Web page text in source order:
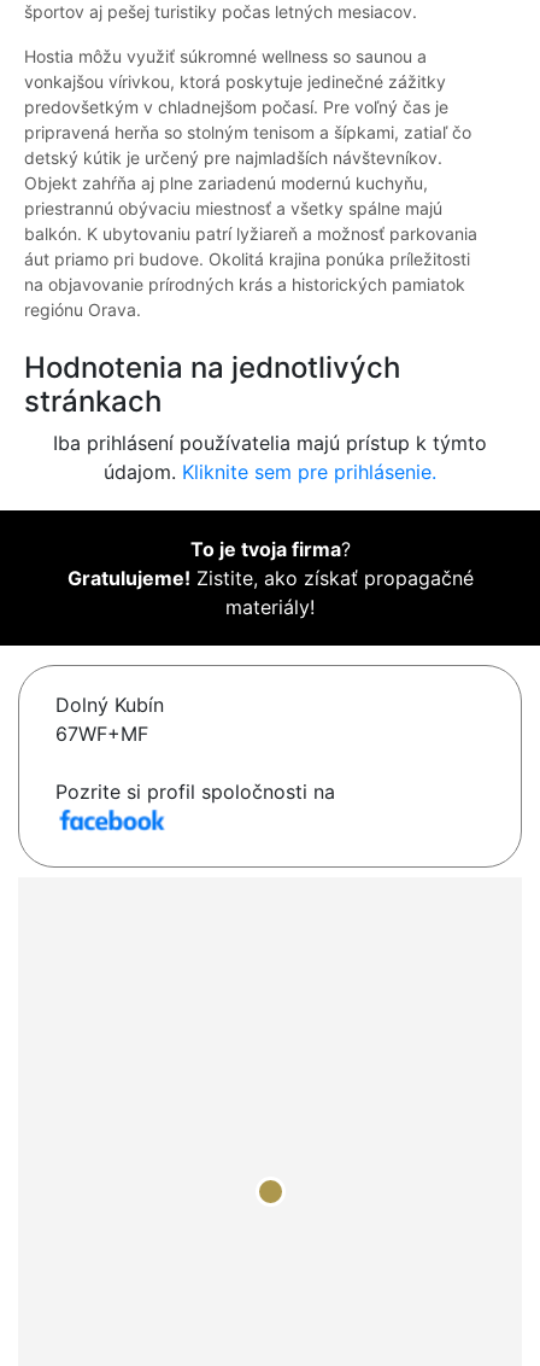
športov aj pešej turistiky počas letných mesiacov.
Hostia môžu využiť súkromné wellness so saunou a
vonkajšou vírivkou, ktorá poskytuje jedinečné zážitky
predovšetkým v chladnejšom počasí. Pre voľný čas je
pripravená herňa so stolným tenisom a šípkami, zatiaľ čo
detský kútik je určený pre najmladších návštevníkov.
Objekt zahŕňa aj plne zariadenú modernú kuchyňu,
priestrannú obývaciu miestnosť a všetky spálne majú
balkón. K ubytovaniu patrí lyžiareň a možnosť parkovania
áut priamo pri budove. Okolitá krajina ponúka príležitosti
na objavovanie prírodných krás a historických pamiatok
regiónu Orava.
Hodnotenia na jednotlivých
stránkach
Iba prihlásení používatelia majú prístup k týmto
údajom. Kliknite sem pre prihlásenie.
To je tvoja firma?
Gratulujeme! Zistite, ako získať propagačné
materiály!
Dolný Kubín
67WF+MF
Pozrite si profil spoločnosti na